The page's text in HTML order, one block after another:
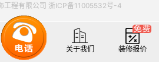
工程有限公司 浙ICP备11005532号-4
关于我们 装修报价